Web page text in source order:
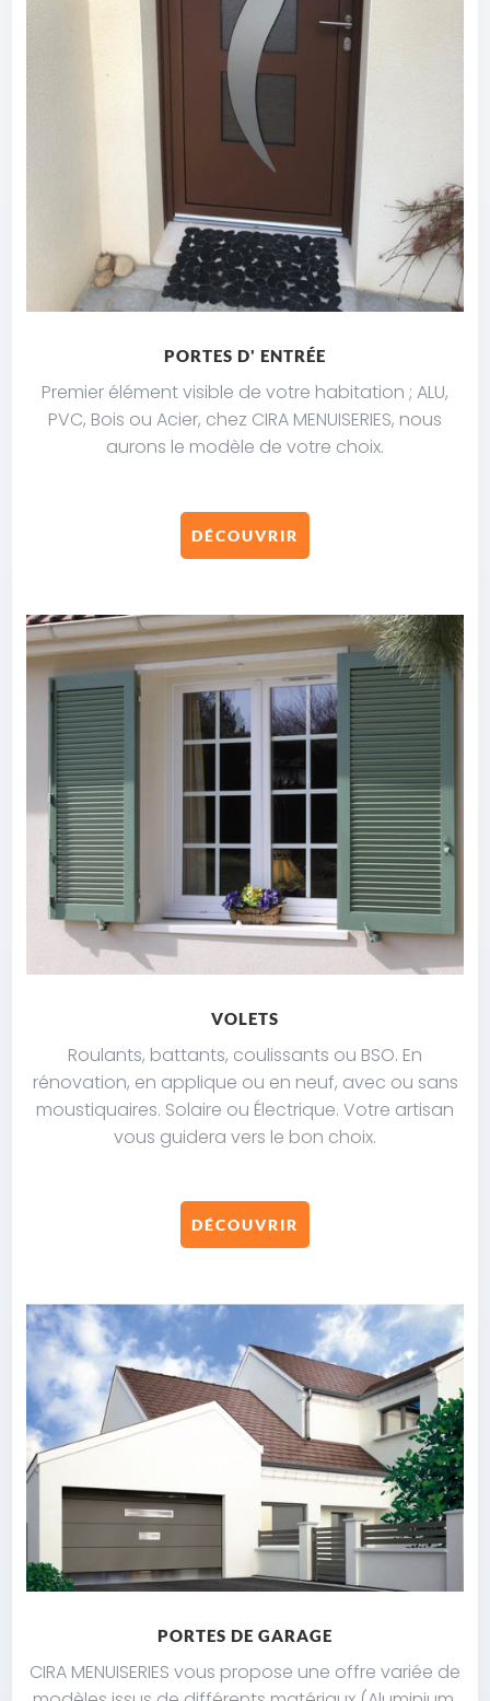
PORTES D' ENTRÉE
Premier élément visible de votre habitation ; ALU,
PVC, Bois ou Acier, chez CIRA MENUISERIES, nous
aurons le modèle de votre choix.
DÉCOUVRIR
VOLETS
Roulants, battants, coulissants ou BSO. En
rénovation, en applique ou en neuf, avec ou sans
moustiquaires. Solaire ou Électrique. Votre artisan
vous guidera vers le bon choix.
DÉCOUVRIR
PORTES DE GARAGE
CIRA MENUISERIES vous propose une offre variée de